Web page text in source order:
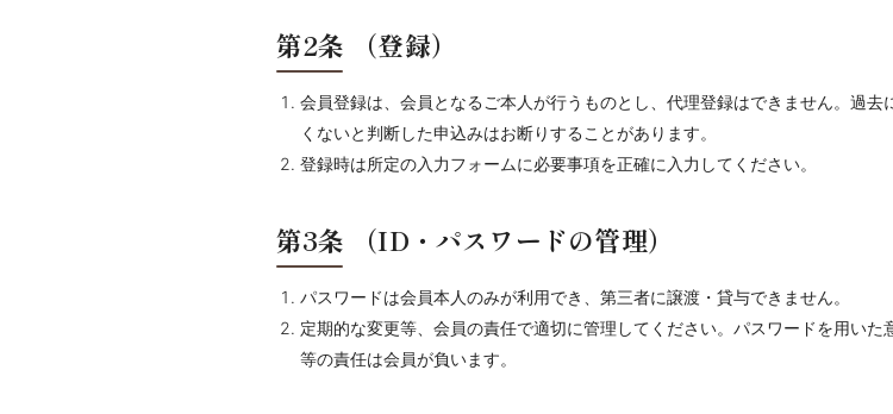
第2条 （登録）
会員登録は、会員となるご本人が行うものとし、代理登録はできません。過
くないと判断した申込みはお断りすることがあります。
登録時は所定の入力フォームに必要事項を正確に入力してください。
第3条 （ID・パスワードの管理）
パスワードは会員本人のみが利用でき、第三者に譲渡・貸与できません。
定期的な変更等、会員の責任で適切に管理してください。パスワードを用い
等の責任は会員が負います。